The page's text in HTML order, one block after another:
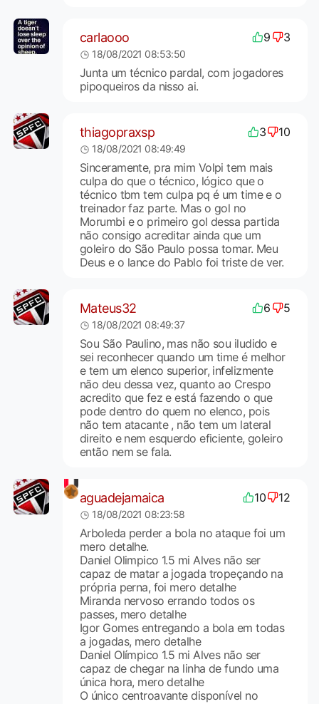
carlaooo 9 3
18/08/2021 08:53:50
Junta um técnico pardal, com jogadores
pipoqueiros da nisso ai.
thiagopraxsp 3 10
18/08/2021 08:49:49
Sinceramente, pra mim Volpi tem mais
culpa do que o técnico, lógico que o
técnico tbm tem culpa pq é um time e o
treinador faz parte. Mas o gol no
Morumbi e o primeiro gol dessa partida
não consigo acreditar ainda que um
goleiro do São Paulo possa tomar. Meu
Deus e o lance do Pablo foi triste de ver.
Mateus32 6 5
18/08/2021 08:49:37
Sou São Paulino, mas não sou iludido e
sei reconhecer quando um time é melhor
e tem um elenco superior, infelizmente
não deu dessa vez, quanto ao Crespo
acredito que fez e está fazendo o que
pode dentro do quem no elenco, pois
não tem atacante , não tem um lateral
direito e nem esquerdo eficiente, goleiro
então nem se fala.
aguadejamaica 10 12
18/08/2021 08:23:58
Arboleda perder a bola no ataque foi um
mero detalhe.
Daniel Olimpico 1.5 mi Alves não ser
capaz de matar a jogada tropeçando na
própria perna, foi mero detalhe
Miranda nervoso errando todos os
passes, mero detalhe
Igor Gomes entregando a bola em todas
a jogadas, mero detalhe
Daniel Olímpico 1.5 mi Alves não ser
capaz de chegar na linha de fundo uma
única hora, mero detalhe
O único centroavante disponível no